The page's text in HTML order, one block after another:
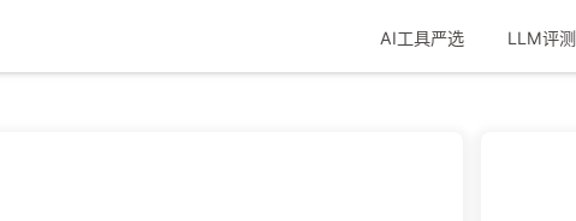
AI工具严选 LLM评测